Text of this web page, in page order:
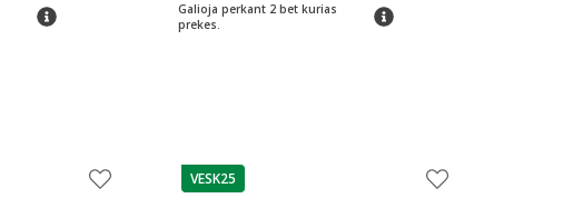
patarimas
Galioja perkant 2 bet kurias
prekes.
patarimas
patarimas
VESK25